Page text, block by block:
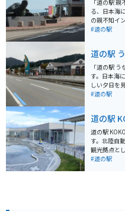
「道の駅
る、日本海
の親不知イ
抜群です。
いってもそ
打ち寄せる
ことができ
たちの心を
遠く佐渡島を望む
ながら、休
とができます。 親不知ピアパーク周辺には、世
ークに認定
ットも点在
ほど北にあ
や、親不知
サリーや
#道の駅
道の駅
「道の駅
す。日本海
しい夕日を見ること
鮮な魚介類
ができ、特
丼」がおすすめです。 バイク
広い駐車場
海沿岸を走
最適です。 周辺には、魚介類を扱う飲食店が多く、新鮮
サーフィ
#道の駅
道の駅
道の駅
す。北陸自
観光拠点として
元の新鮮な
OKOプラザ」など
介類を使
#道の駅